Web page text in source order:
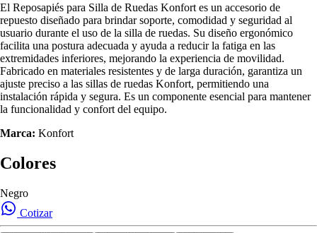
El Reposapiés para Silla de Ruedas Konfort es un accesorio de
repuesto diseñado para brindar soporte, comodidad y seguridad al
usuario durante el uso de la silla de ruedas. Su diseño ergonómico
facilita una postura adecuada y ayuda a reducir la fatiga en las
extremidades inferiores, mejorando la experiencia de movilidad.
Fabricado en materiales resistentes y de larga duración, garantiza un
ajuste preciso a las sillas de ruedas Konfort, permitiendo una
instalación rápida y segura. Es un componente esencial para mantener
la funcionalidad y confort del equipo.
Marca: Konfort
Colores
Negro
Cotizar